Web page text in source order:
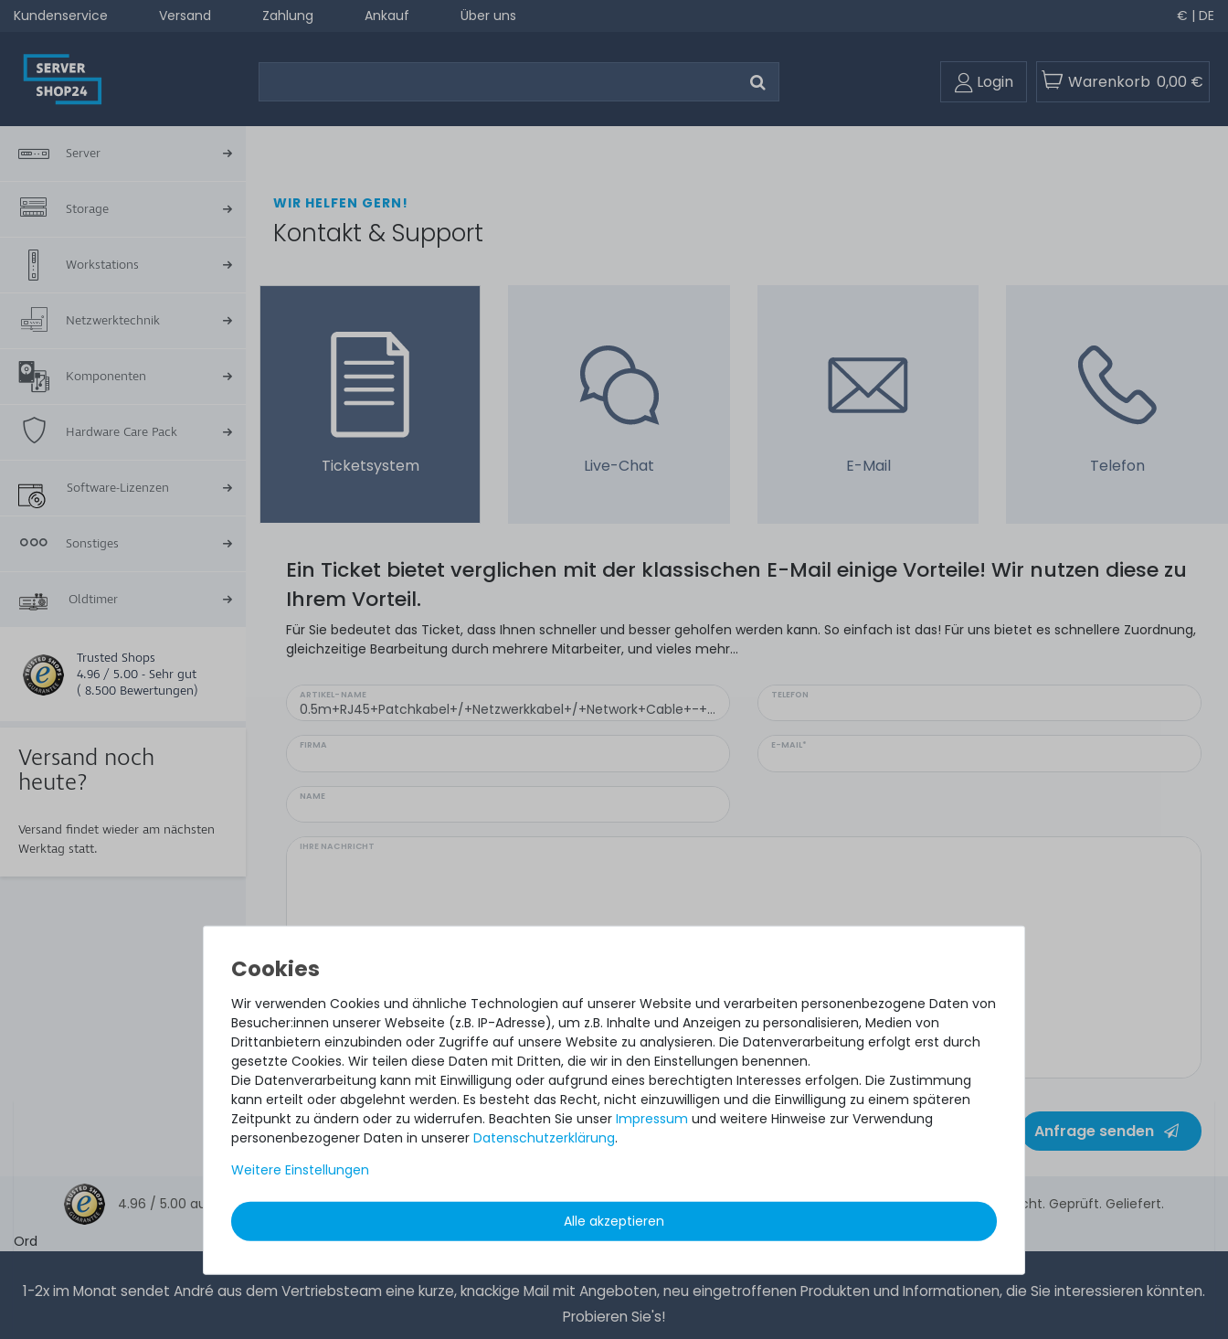
Kundenservice Versand Zahlung Ankauf Über uns € | DE
Login Warenkorb 0,00 €
Server
Storage
Workstations
Netzwerktechnik
Komponenten
Hardware Care Pack
Software-Lizenzen
Sonstiges
Oldtimer
Trusted Shops
4.96 / 5.00 - Sehr gut
( 8.500 Bewertungen)
Versand noch
heute?
Versand findet wieder am nächsten
Werktag statt.
WIR HELFEN GERN!
Kontakt & Support
Ticketsystem Live-Chat E-Mail Telefon
Ein Ticket bietet verglichen mit der klassischen E-Mail einige Vorteile! Wir nutzen diese zu
Ihrem Vorteil.
Für Sie bedeutet das Ticket, dass Ihnen schneller und besser geholfen werden kann. So einfach ist das! Für uns bietet es schnellere Zuordnung,
gleichzeitige Bearbeitung durch mehrere Mitarbeiter, und vieles mehr...
ARTIKEL-NAME
FIRMA
NAME
TELEFON
E-MAIL*
IHRE NACHRICHT
Hiermit bestätige ich, dass ich dieDaten­schutz­erklärunggelesen habe.*
Anfrage senden
4.96 / 5.00 aus 8.500Bewertungen Gebraucht. Geprüft. Geliefert.
Ord
1-2x im Monat sendet André aus dem Vertriebsteam eine kurze, knackige Mail mit Angeboten, neu eingetroffenen Produkten und Informationen, die Sie interessieren könnten.
Probieren Sie's!
Wir verwenden Cookies und ähnliche Technologien auf unserer Website und verarbeiten personenbezogene Daten von
Besucher:innen unserer Webseite (z.B. IP-Adresse), um z.B. Inhalte und Anzeigen zu personalisieren, Medien von
Drittanbietern einzubinden oder Zugriffe auf unsere Website zu analysieren. Die Datenverarbeitung erfolgt erst durch
gesetzte Cookies. Wir teilen diese Daten mit Dritten, die wir in den Einstellungen benennen.
Die Datenverarbeitung kann mit Einwilligung oder aufgrund eines berechtigten Interesses erfolgen. Die Zustimmung
kann erteilt oder abgelehnt werden. Es besteht das Recht, nicht einzuwilligen und die Einwilligung zu einem späteren
Zeitpunkt zu ändern oder zu widerrufen. Beachten Sie unser Impressum und weitere Hinweise zur Verwendung
personenbezogener Daten in unserer Daten­schutz­erklärung.
Weitere Einstellungen
Alle akzeptieren